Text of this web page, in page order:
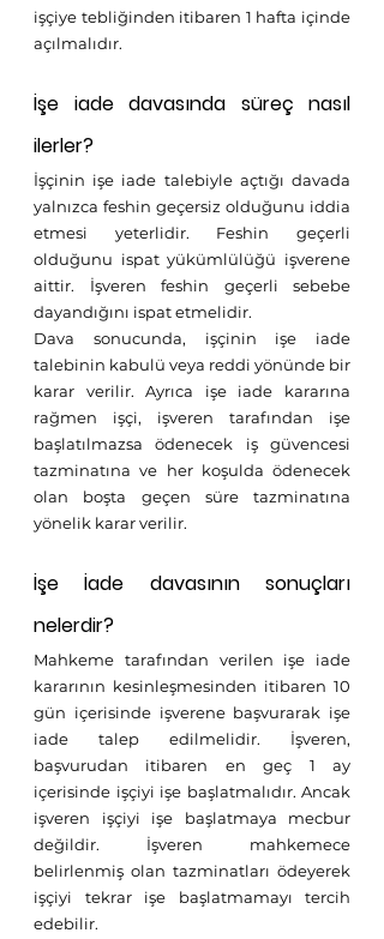
işçiye tebliğinden itibaren 1 hafta içinde
açılmalıdır.
İşe iade davasında süreç nasıl
ilerler?
İşçinin işe iade talebiyle açtığı davada
yalnızca feshin geçersiz olduğunu iddia
etmesi yeterlidir. Feshin geçerli
olduğunu ispat yükümlülüğü işverene
aittir. İşveren feshin geçerli sebebe
dayandığını ispat etmelidir.
Dava sonucunda, işçinin işe iade
talebinin kabulü veya reddi yönünde bir
karar verilir. Ayrıca işe iade kararına
rağmen işçi, işveren tarafından işe
başlatılmazsa ödenecek iş güvencesi
tazminatına ve her koşulda ödenecek
olan boşta geçen süre tazminatına
yönelik karar verilir.
İşe İade davasının sonuçları
nelerdir?
Mahkeme tarafından verilen işe iade
kararının kesinleşmesinden itibaren 10
gün içerisinde işverene başvurarak işe
iade talep edilmelidir. İşveren,
başvurudan itibaren en geç 1 ay
içerisinde işçiyi işe başlatmalıdır. Ancak
işveren işçiyi işe başlatmaya mecbur
değildir. İşveren mahkemece
belirlenmiş olan tazminatları ödeyerek
işçiyi tekrar işe başlatmamayı tercih
edebilir.